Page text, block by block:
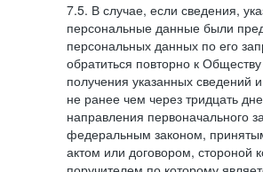
7.5. В случае, если сведения,
персональные данные были
персональных данных по его
обратиться повторно к
получения указанных
не ранее чем через тридцать
направления первоначального
федеральным законом,
актом или договором, стороной